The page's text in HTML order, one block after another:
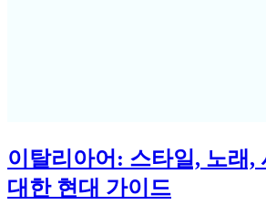
이탈리아어: 스타일, 노래,
대한 현대 가이드